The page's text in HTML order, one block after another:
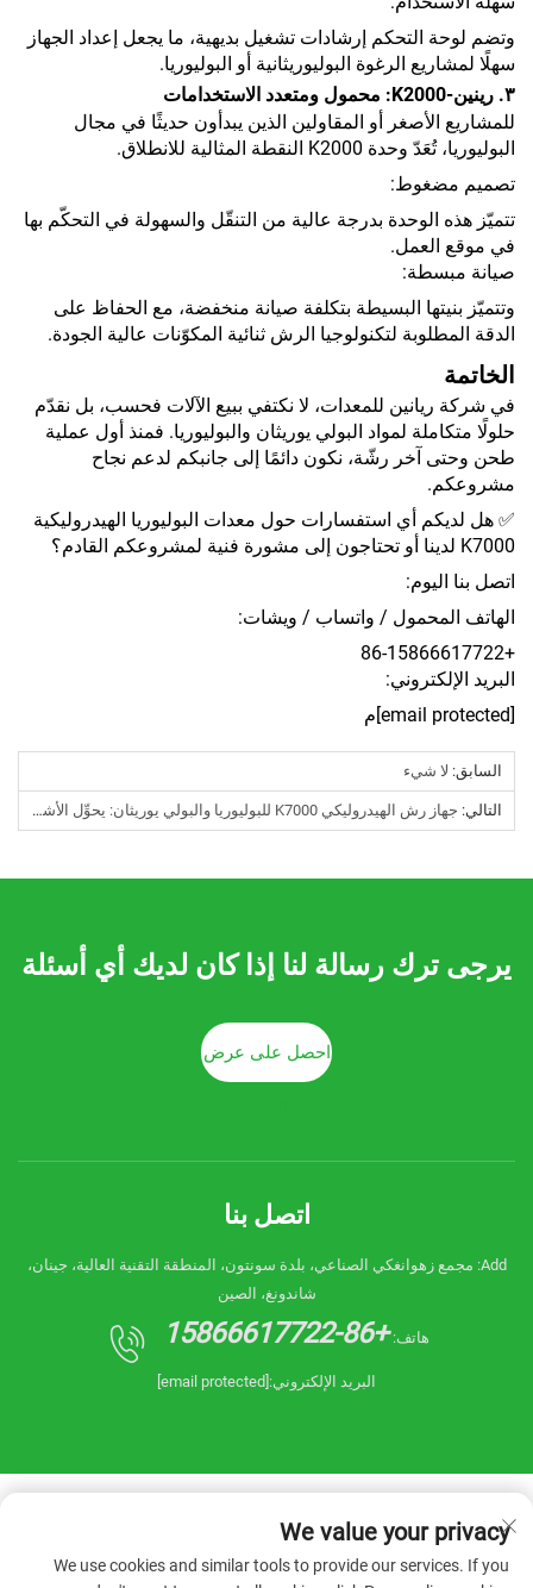
وتضم لوحة التحكم إرشادات تشغيل بديهية، ما يجعل إعداد الجهاز
سهلًا لمشاريع الرغوة البوليوريثانية أو البوليوريا.
٣. رينين-K2000: محمول ومتعدد الاستخدامات
للمشاريع الأصغر أو المقاولين الذين يبدأون حديثًا في مجال
البوليوريا، تُعَدّ وحدة K2000 النقطة المثالية للانطلاق.
تصميم مضغوط:
تتميّز هذه الوحدة بدرجة عالية من التنقّل والسهولة في التحكّم بها
في موقع العمل.
صيانة مبسطة:
وتتميّز بنيتها البسيطة بتكلفة صيانة منخفضة، مع الحفاظ على
الدقة المطلوبة لتكنولوجيا الرش ثنائية المكوّنات عالية الجودة.
الخاتمة
في شركة ريانين للمعدات، لا نكتفي ببيع الآلات فحسب، بل نقدّم
حلولًا متكاملة لمواد البولي يوريثان والبوليوريا. فمنذ أول عملية
طحن وحتى آخر رشّة، نكون دائمًا إلى جانبكم لدعم نجاح
مشروعكم.
✅ هل لديكم أي استفسارات حول معدات البوليوريا الهيدروليكية
K7000 لدينا أو تحتاجون إلى مشورة فنية لمشروعكم القادم؟
اتصل بنا اليوم:
الهاتف المحمول / واتساب / ويشات:
+86-15866617722
البريد الإلكتروني:
[email protected]
م
السابق: لا شيء
التالي: جهاز رش الهيدروليكي K7000 للبوليوريا والبولي يوريثان: يحوِّل الأشياء العادية إلى أبطال خارقين لا يُهزمون!
يرجى ترك رسالة لنا إذا كان لديك أي أسئلة
احصل على عرض
اتصل بنا
Add: مجمع زهوانغكي الصناعي، بلدة سونتون، المنطقة التقنية العالية، جينان،
شاندونغ، الصين
هاتف: +86-15866617722
البريد الإلكتروني:
We value your privacy
We use cookies and similar tools to provide our services. If you